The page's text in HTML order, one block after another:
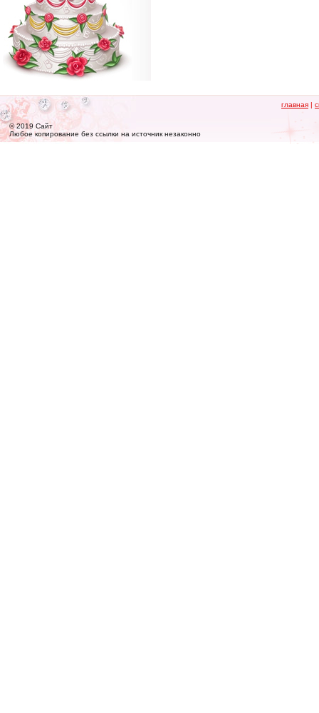
© 2019 Сайт
Любое копирование без ссылки на источник незаконно
главная |